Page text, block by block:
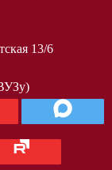
13/6